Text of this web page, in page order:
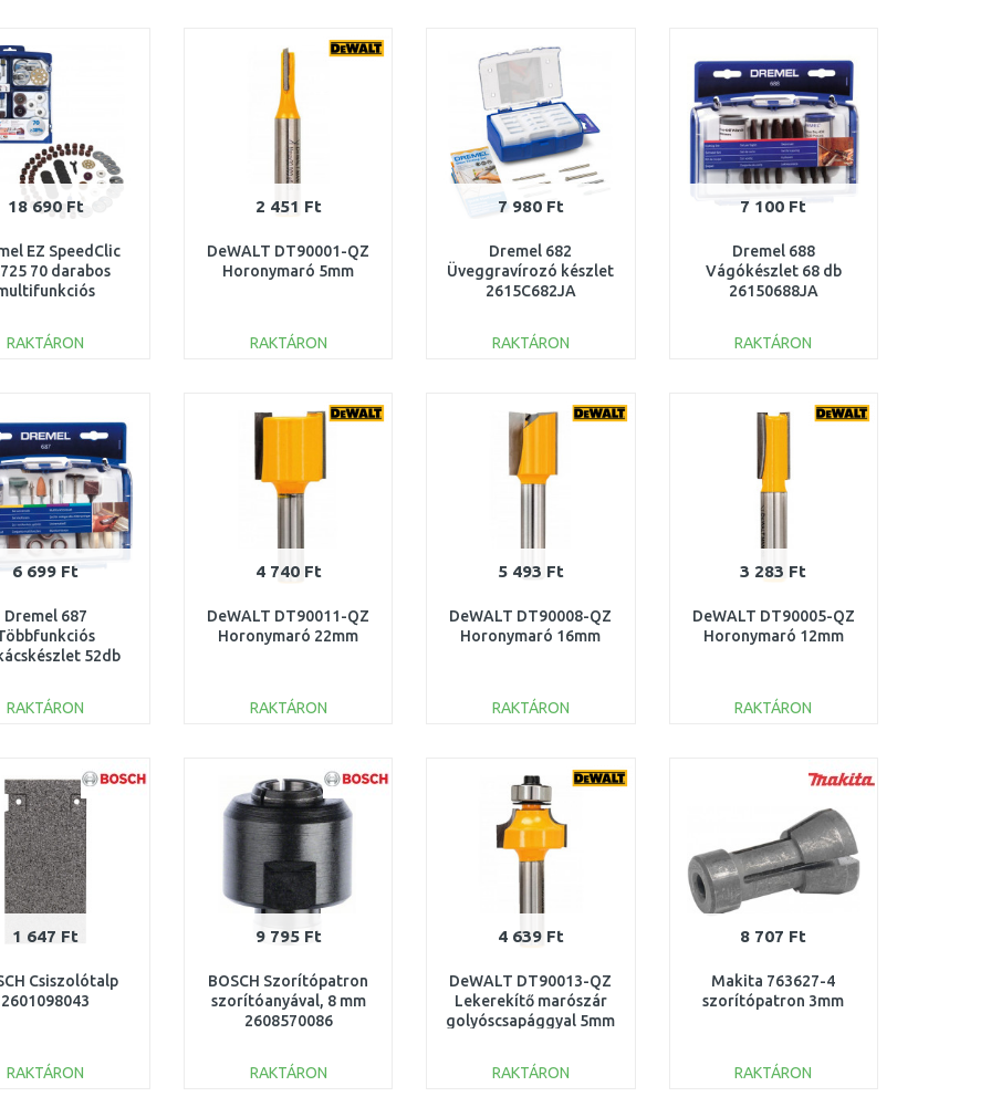
Összehasonlítás Összehasonlítás Összehasonlítás
18 690 Ft
EZ SpeedClic
70 darabos
2615E725JA
RAKTÁRON
2 451 Ft
DeWALT DT90001-QZ
Horonymaró 5mm
RAKTÁRON
Összehasonlítás
7 980 Ft
Dremel 682
Üveggravírozó készlet
2615C682JA
RAKTÁRON
Összehasonlítás
7 100 Ft
Dremel 688
Vágókészlet 68 db
26150688JA
RAKTÁRON
Összehasonlítás
6 699 Ft
Dremel 687
52db
RAKTÁRON
Összehasonlítás
4 740 Ft
DeWALT DT90011-QZ
Horonymaró 22mm
RAKTÁRON
Összehasonlítás
5 493 Ft
DeWALT DT90008-QZ
Horonymaró 16mm
RAKTÁRON
Összehasonlítás
3 283 Ft
DeWALT DT90005-QZ
Horonymaró 12mm
RAKTÁRON
Összehasonlítás
1 647 Ft
Csiszolótalp
2601098043
RAKTÁRON
9 795 Ft
BOSCH Szorítópatron
szorítóanyával, 8 mm
2608570086
RAKTÁRON
4 639 Ft
DeWALT DT90013-QZ
Lekerekítő marószár
golyóscsapággyal 5mm
RAKTÁRON
8 707 Ft
Makita 763627-4
szorítópatron 3mm
RAKTÁRON